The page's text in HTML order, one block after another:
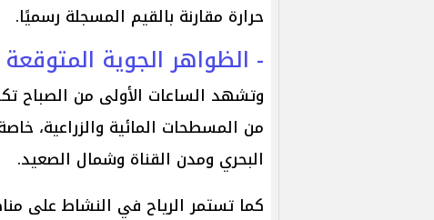
حرارة مقارنة بالقيم المسجلة رسميًا.
- الظواهر الجوية المتوقعة
وتشهد الساعات الأولى من الصباح
من المسطحات المائية والزراعية،
البحري ومدن القناة وشمال الصعيد.
كما تستمر الرياح في النشاط على